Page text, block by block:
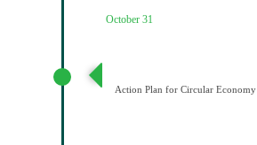
October 31
Action Plan for Circular Economy